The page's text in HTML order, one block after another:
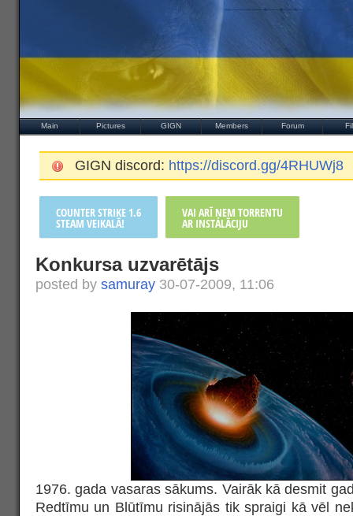
Main Pictures GIGN Members Forum
GIGN discord: https://discord.gg/4RHUWj8
COUNTER STRIKE 1.6
STEAM VEIKALĀ!
VAI ARĪ ŅEM TORRENTU
AR INSTALĀCIJU
Konkursa uzvarētājs
posted by samuray 30-07-2009, 11:06
1976. gada vasaras sākums. Vairāk kā desmit
Redtīmu un Blūtīmu risinājās tik spraigi kā vēl